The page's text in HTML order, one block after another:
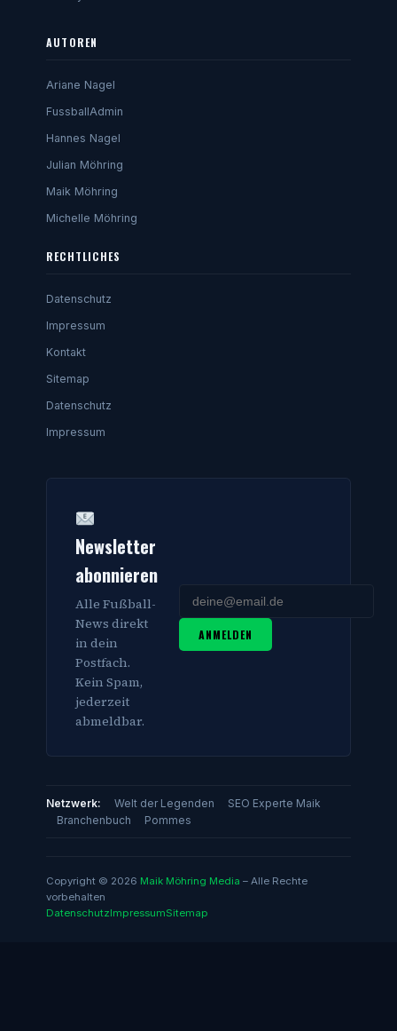
AUTOREN
Ariane Nagel
FussballAdmin
Hannes Nagel
Julian Möhring
Maik Möhring
Michelle Möhring
RECHTLICHES
Datenschutz
Impressum
Kontakt
Sitemap
Datenschutz
Impressum
Newsletter
abonnieren
Alle Fußball-
News direkt
in dein
Postfach.
Kein Spam,
jederzeit
abmeldbar.
ANMELDEN
Netzwerk: Welt der Legenden
SEO Experte Maik
Branchenbuch
Pommes
Copyright © 2026 Maik Möhring Media – Alle Rechte
vorbehalten
DatenschutzImpressumSitemap